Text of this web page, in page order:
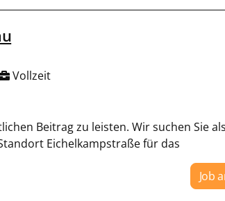
Vollzeit
Beitrag zu leisten. Wir suchen Sie als
Eichelkampstraße für das
Job